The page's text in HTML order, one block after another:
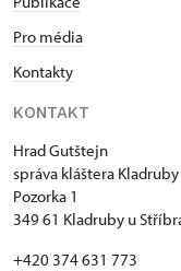
Pro média
Kontakty
KONTAKT
Hrad Gutštejn
správa kláštera Kladruby
Pozorka 1
349 61 Kladruby u
+420 374 631 773